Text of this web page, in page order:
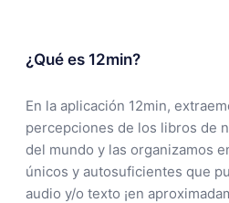
¿Qué es 12min?
En la aplicación 12min,
percepciones de los libros de
del mundo y las organizamos
únicos y autosuficientes que
audio y/o texto ¡en